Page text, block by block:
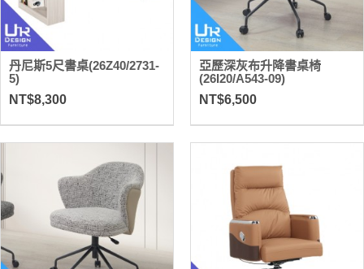
丹尼斯5尺書桌(26Z40/2731-
5)
NT$8,300
亞歷深灰布升降書桌椅
(26I20/A543-09)
NT$6,500